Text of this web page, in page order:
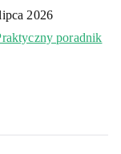
2026
poradnik